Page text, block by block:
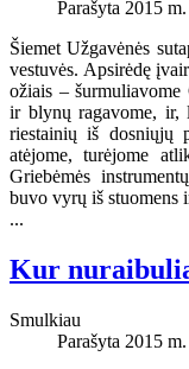
Parašyta 2015
Šiemet Užgavėnės
vestuvės. Apsirėdę
ožiais –
ir blynų ragavome, ir,
riestainių iš dosniųjų
atėjome, turėjome
Griebėmės
buvo vyrų iš stuomens
...
Kur
Smulkiau
Parašyta 2015